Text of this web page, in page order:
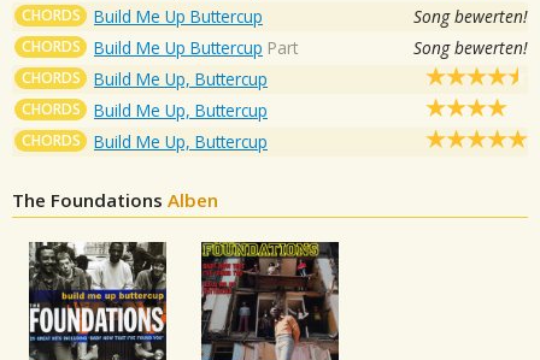
CHORDS Build Me Up Buttercup Song bewerten!
CHORDS Build Me Up Buttercup Part Song bewerten!
CHORDS Build Me Up, Buttercup
CHORDS Build Me Up, Buttercup
CHORDS Build Me Up, Buttercup
The Foundations Alben